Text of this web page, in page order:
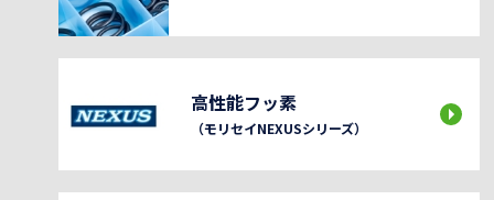
高性能フッ素
（モリセイNEXUSシリーズ）